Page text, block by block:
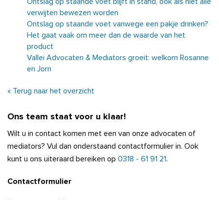
verwijten bewezen worden
Ontslag op staande voet vanwege een pakje drinken?
Het gaat vaak om meer dan de waarde van het
product
Vallei Advocaten & Mediators groeit: welkom Rosanne
en Jorn
« Terug naar het overzicht
Ons team staat voor u klaar!
Wilt u in contact komen met een van onze advocaten of
mediators? Vul dan onderstaand contactformulier in. Ook
kunt u ons uiteraard bereiken op 0318 - 61 91 21.
Contactformulier